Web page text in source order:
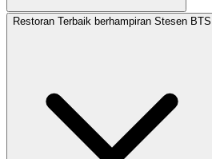
Restoran Terbaik berhampiran Stesen BTS